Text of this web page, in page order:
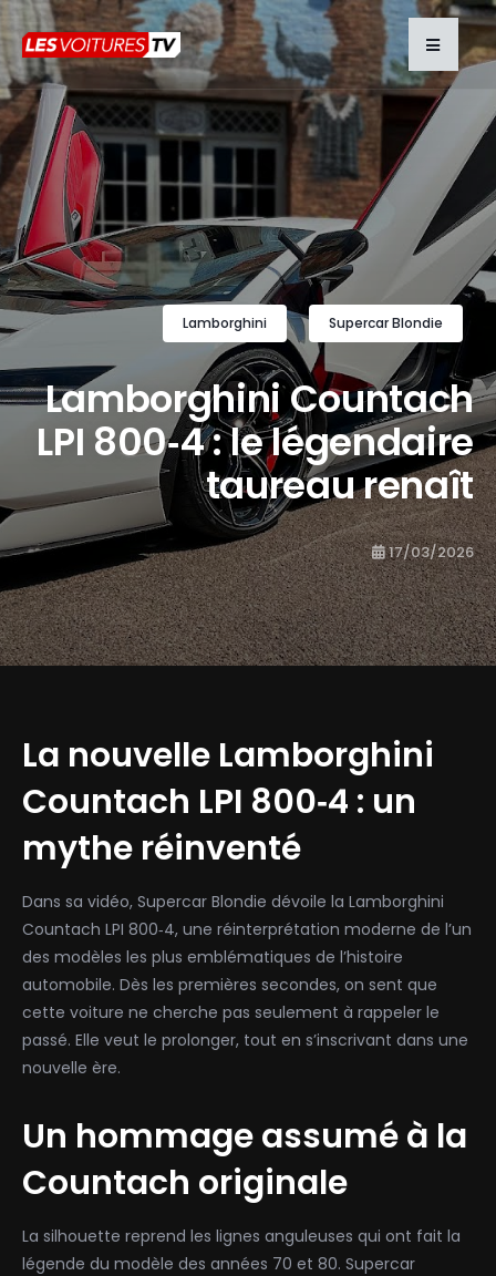
Lamborghini Supercar Blondie
Lamborghini Countach
LPI 800‑4 : le légendaire
taureau renaît
17/03/2026
La nouvelle Lamborghini
Countach LPI 800‑4 : un
mythe réinventé
Dans sa vidéo, Supercar Blondie dévoile la Lamborghini
Countach LPI 800‑4, une réinterprétation moderne de l’un
des modèles les plus emblématiques de l’histoire
automobile. Dès les premières secondes, on sent que
cette voiture ne cherche pas seulement à rappeler le
passé. Elle veut le prolonger, tout en s’inscrivant dans une
nouvelle ère.
Un hommage assumé à la
Countach originale
La silhouette reprend les lignes anguleuses qui ont fait la
légende du modèle des années 70 et 80. Supercar